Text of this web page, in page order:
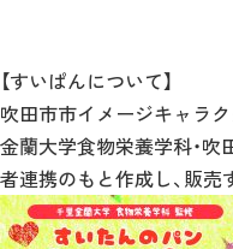
【すいぱんについて】
吹田市市イメージキャラク
金蘭大学食物栄養学科・
者連携のもと作成し、販売